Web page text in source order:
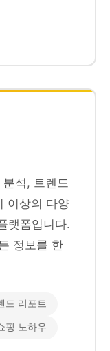
석, 트렌드
이상의 다양
랫폼입니다.
정보를 한
드 리포트
핑 노하우